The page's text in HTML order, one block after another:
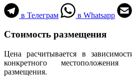
в Телеграм в Whatsapp
Стоимость размещения
Цена расчитывается в
конкретного местоположения
размещения.